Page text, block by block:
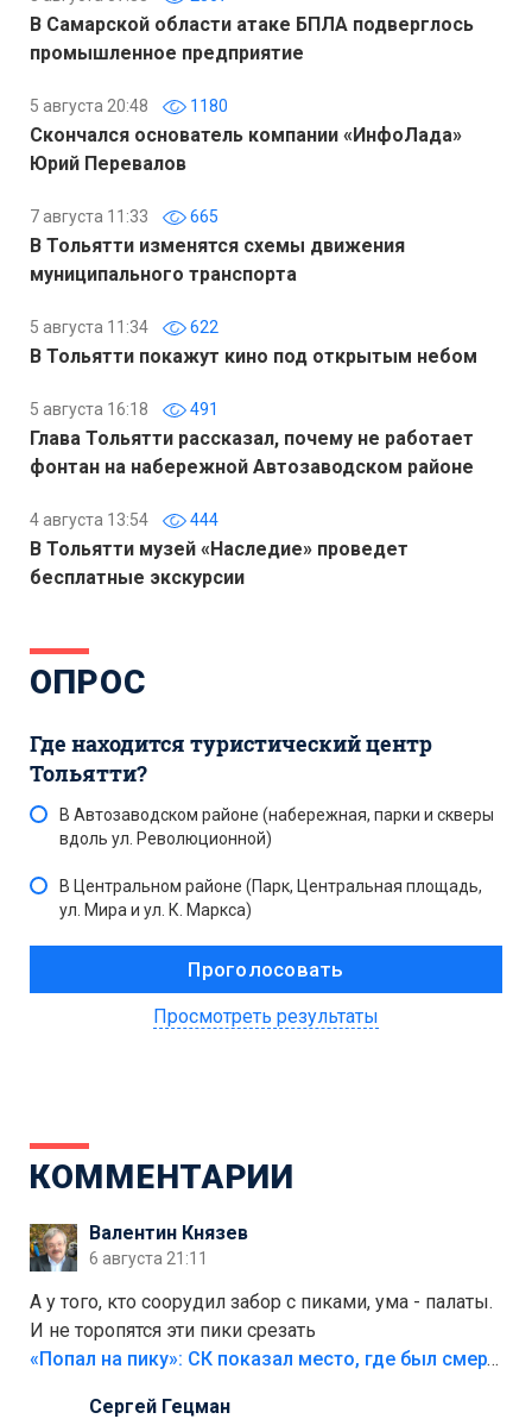
В Самарской области атаке БПЛА подверглось
промышленное предприятие
5 августа 20:48 1180
Скончался основатель компании «ИнфоЛада»
Юрий Перевалов
7 августа 11:33 665
В Тольятти изменятся схемы движения
муниципального транспорта
5 августа 11:34 622
В Тольятти покажут кино под открытым небом
5 августа 16:18 491
Глава Тольятти рассказал, почему не работает
фонтан на набережной Автозаводском районе
4 августа 13:54 444
В Тольятти музей «Наследие» проведет
бесплатные экскурсии
ОПРОС
Где находится туристический центр
Тольятти?
В Автозаводском районе (набережная, парки и скверы
вдоль ул. Революционной)
В Центральном районе (Парк, Центральная площадь,
ул. Мира и ул. К. Маркса)
Просмотреть результаты
КОММЕНТАРИИ
Валентин Князев
6 августа 21:11
А у того, кто соорудил забор с пиками, ума - палаты.
И не торопятся эти пики срезать
«Попал на пику»: СК показал место, где был смертельно травмирован ребенок в Тольятти
Сергей Гецман